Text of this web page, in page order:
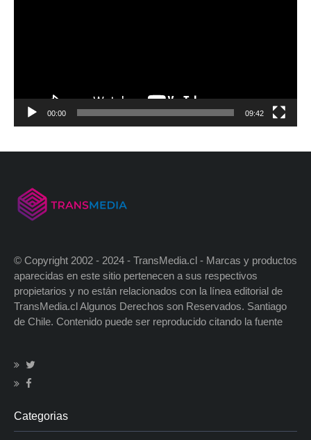
00:00 09:42
© Copyright 2002 - 2024 - TransMedia.cl - Marcas y productos
aparecidas en este sitio pertenecen a sus respectivos
propietarios y no están relacionados con la línea editorial de
TransMedia.cl Algunos Derechos son Reservados. Santiago
de Chile. Contenido puede ser reproducido citando la fuente
Categorias